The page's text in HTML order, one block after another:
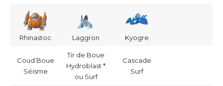
Rhinastoc Laggron Kyogre
Coud’Boue
Séisme
Tir de Boue
Hydroblast *
ou Surf
Cascade
Surf